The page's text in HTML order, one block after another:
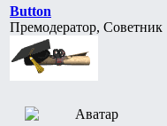
Button
Премодератор, Советник